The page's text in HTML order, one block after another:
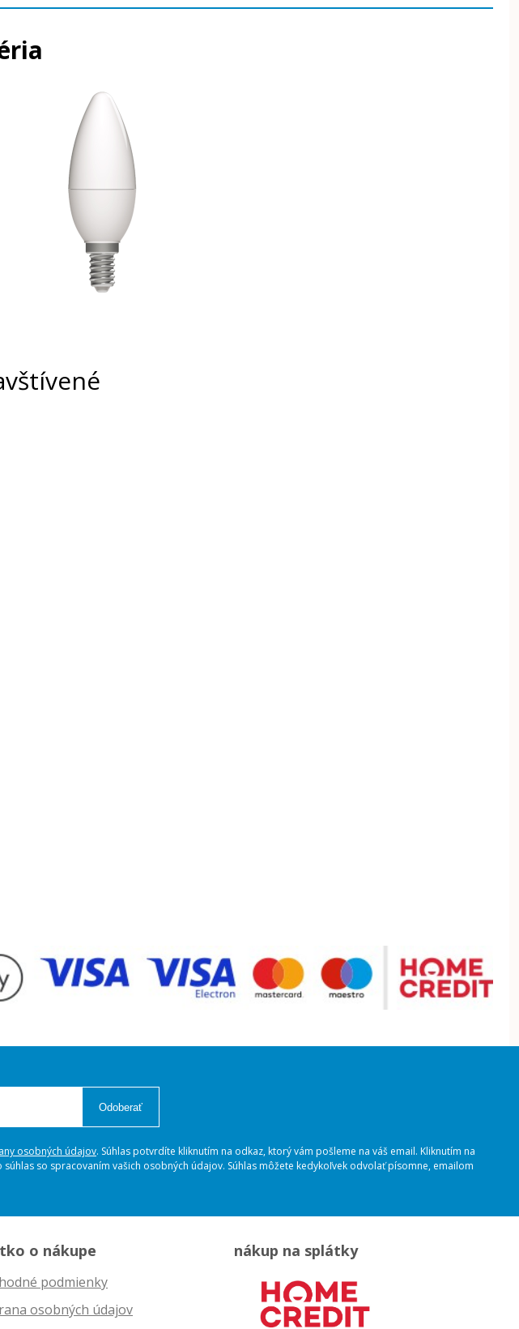
Odoberať
osobných údajov. Súhlas potvrdíte kliknutím na odkaz, ktorý vám pošleme na váš email. Kliknutím na
so spracovaním vašich osobných údajov. Súhlas môžete kedykoľvek odvolať písomne, emailom
o nákupe
podmienky
osobných údajov
nákup na splátky